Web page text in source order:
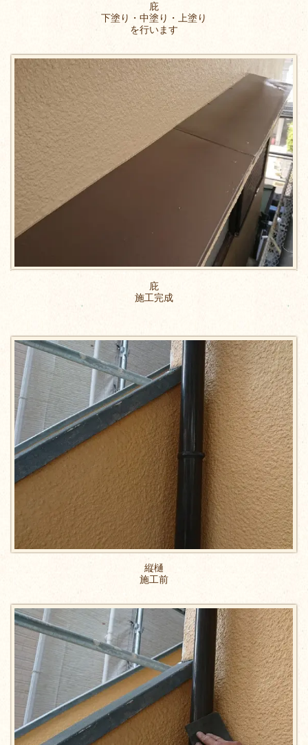
庇
下塗り・中塗り・上塗り
を行います
庇
施工完成
縦樋
施工前